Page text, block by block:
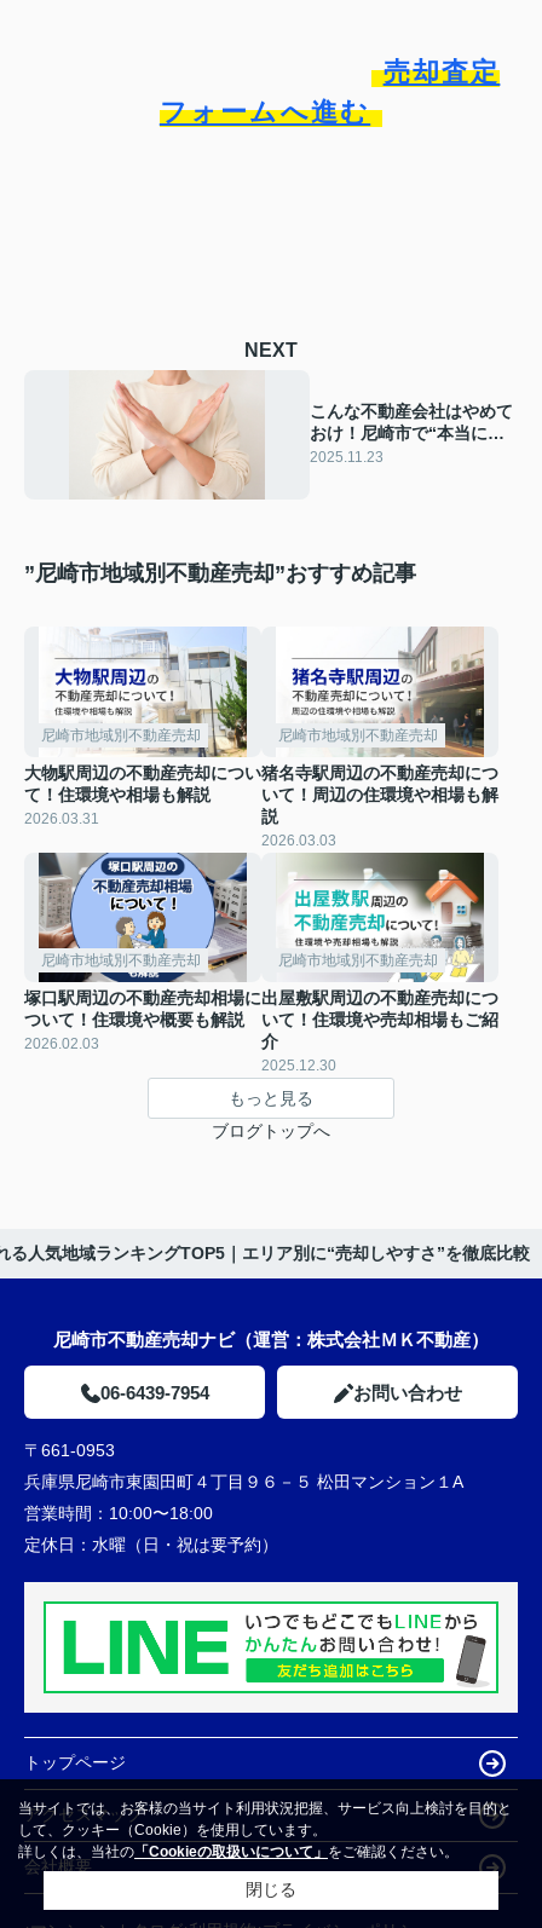
売却査定
フォームへ進む
NEXT
こんな不動産会社はやめて
おけ！尼崎市で“本当に信
頼できる”会社の見分け方
2025.11.23
”尼崎市地域別不動産売却”おすすめ記事
尼崎市地域別不動産売却
大物駅周辺の不動産売却につい
て！住環境や相場も解説
2026.03.31
尼崎市地域別不動産売却
猪名寺駅周辺の不動産売却につ
いて！周辺の住環境や相場も解
説
2026.03.03
尼崎市地域別不動産売却
塚口駅周辺の不動産売却相場に
ついて！住環境や概要も解説
2026.02.03
尼崎市地域別不動産売却
出屋敷駅周辺の不動産売却につ
いて！住環境や売却相場もご紹
介
2025.12.30
もっと見る
ブログトップへ
る人気地域ランキングTOP5｜エリア別に“売却しやすさ”を徹底比較
尼崎市不動産売却ナビ（運営：株式会社ＭＫ不動産）
06-6439-7954 お問い合わせ
〒661-0953
兵庫県尼崎市東園田町４丁目９６－５ 松田マンション１A
営業時間： 10:00〜18:00
定休日： 水曜（日・祝は要予約）
トップページ
アクセスマップ
会社概要
当サイトでは、お客様の当サイト利用状況把握、サービス向上検討を目的と
して、クッキー（Cookie）を使用しています。
詳しくは、当社の 「Cookieの取扱いについて」 をご確認ください。
閉じる